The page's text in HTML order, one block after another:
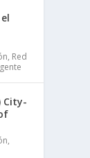
, Red
City-
,